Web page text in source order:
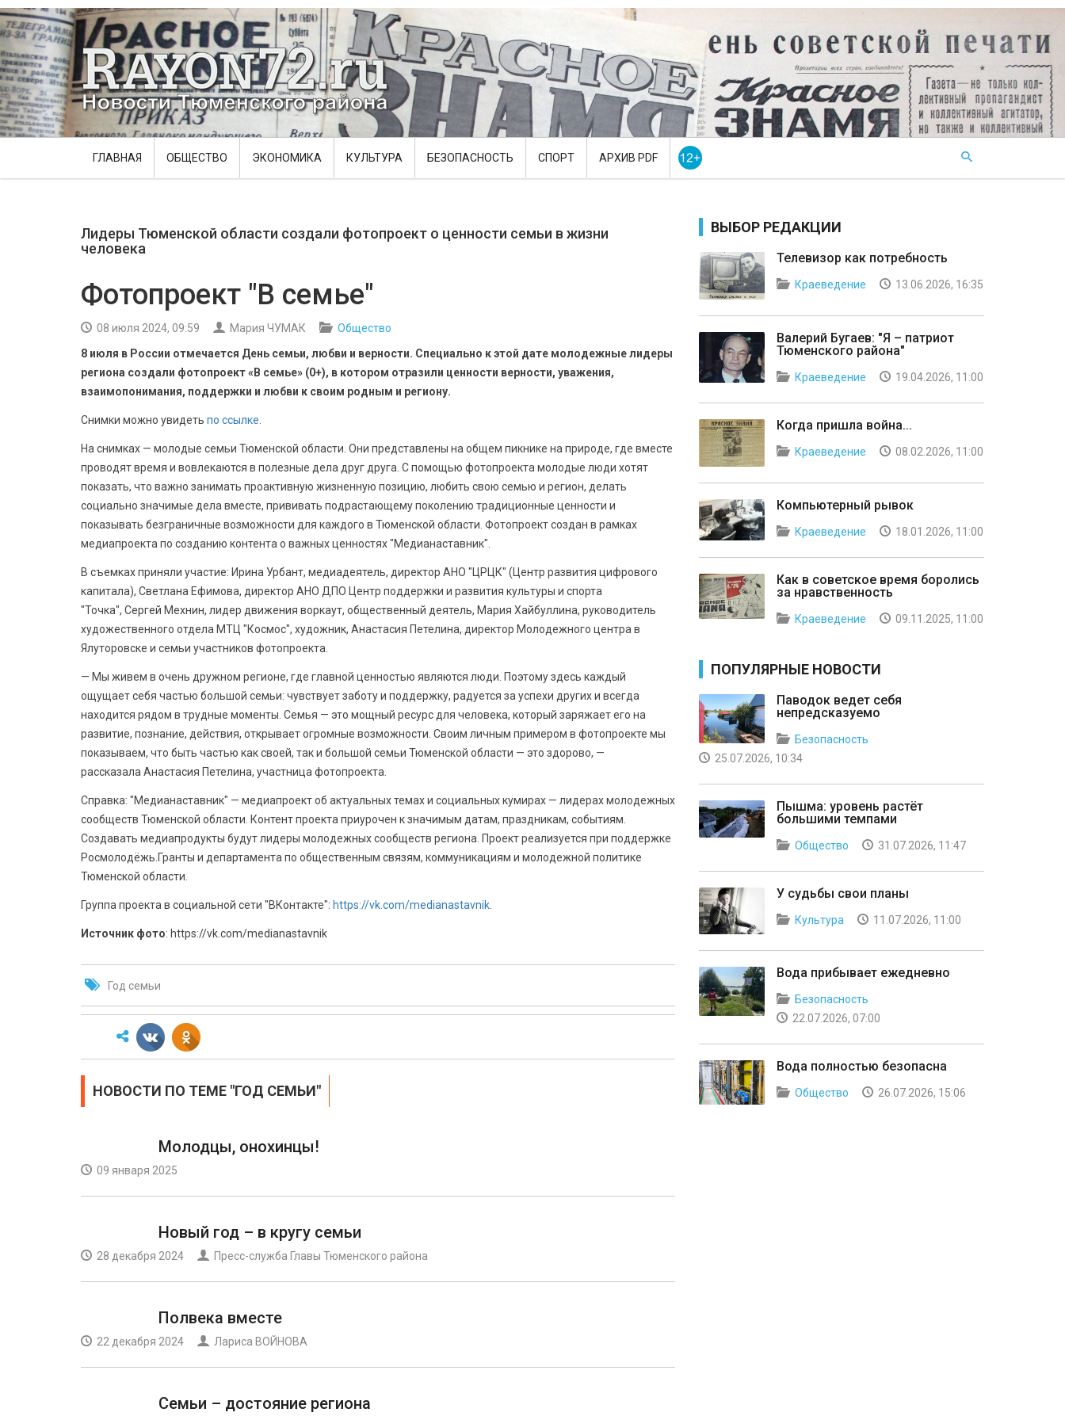
ГЛАВНАЯ ОБЩЕСТВО ЭКОНОМИКА КУЛЬТУРА БЕЗОПАСНОСТЬ СПОРТ АРХИВ PDF
Лидеры Тюменской области создали фотопроект о ценности семьи в жизни
человека
Фотопроект "В семье"
08 июля 2024, 09:59 Мария ЧУМАК
Общество
8 июля в России отмечается День семьи, любви и верности. Специально к этой дате молодежные лидеры
региона создали фотопроект «В семье» (0+), в котором отразили ценности верности, уважения,
взаимопонимания, поддержки и любви к своим родным и региону.
Снимки можно увидеть по ссылке
На снимках — молодые семьи Тюменской области. Они представлены на общем пикнике на природе, где вместе
проводят время и вовлекаются в полезные дела друг друга. С помощью фотопроекта молодые люди хотят
показать, что важно занимать проактивную жизненную позицию, любить свою семью и регион, делать
социально значимые дела вместе, прививать подрастающему поколению традиционные ценности и
показывать безграничные возможности для каждого в Тюменской области. Фотопроект создан в рамках
медиапроекта по созданию контента о важных ценностях "Медианаставник".
В съемках приняли участие: Ирина Урбант, медиадеятель, директор АНО "ЦРЦК" (Центр развития цифрового
капитала), Cветлана Ефимова, директор АНО ДПО Центр поддержки и развития культуры и спорта
"Точка", Сергей Мехнин, лидер движения воркаут, общественный деятель, Мария Хайбуллина, руководитель
художественного отдела МТЦ "Космос", художник, Анастасия Петелина, директор Молодежного центра в
Ялуторовске и семьи участников фотопроекта.
— Мы живем в очень дружном регионе, где главной ценностью являются люди. Поэтому здесь каждый
ощущает себя частью большой семьи: чувствует заботу и поддержку, радуется за успехи других и всегда
находится рядом в трудные моменты. Семья — это мощный ресурс для человека, который заряжает его на
развитие, познание, действия, открывает огромные возможности. Своим личным примером в фотопроекте мы
показываем, что быть частью как своей, так и большой семьи Тюменской области — это здорово, —
рассказала Анастасия Петелина, участница фотопроекта.
Справка: "Медианаставник" — медиапроект об актуальных темах и социальных кумирах — лидерах молодежных
сообществ Тюменской области. Контент проекта приурочен к значимым датам, праздникам, событиям.
Создавать медиапродукты будут лидеры молодежных сообществ региона. Проект реализуется при поддержке
Росмолодёжь.Гранты и департамента по общественным связям, коммуникациям и молодежной политике
Тюменской области.
Группа проекта в социальной сети "ВКонтакте": https://vk.com/medianastavnik
Источник фото: https://vk.com/medianastavnik
Год семьи
НОВОСТИ ПО ТЕМЕ "ГОД СЕМЬИ"
Молодцы, онохинцы!
09 января 2025
Новый год – в кругу семьи
28 декабря 2024 Пресс-служба Главы Тюменского района
Полвека вместе
22 декабря 2024 Лариса ВОЙНОВА
Семьи – достояние региона
ВЫБОР РЕДАКЦИИ
Телевизор как потребность
Краеведение 13.06.2026, 16:35
Валерий Бугаев: "Я – патриот
Тюменского района"
Краеведение 19.04.2026, 11:00
Когда пришла война...
Краеведение 08.02.2026, 11:00
Компьютерный рывок
Краеведение 18.01.2026, 11:00
Как в советское время боролись
за нравственность
Краеведение 09.11.2025, 11:00
ПОПУЛЯРНЫЕ НОВОСТИ
Паводок ведет себя
непредсказуемо
Безопасность
25.07.2026, 10:34
Пышма: уровень растёт
большими темпами
Общество 31.07.2026, 11:47
У судьбы свои планы
Культура 11.07.2026, 11:00
Вода прибывает ежедневно
Безопасность
22.07.2026, 07:00
Вода полностью безопасна
Общество 26.07.2026, 15:06